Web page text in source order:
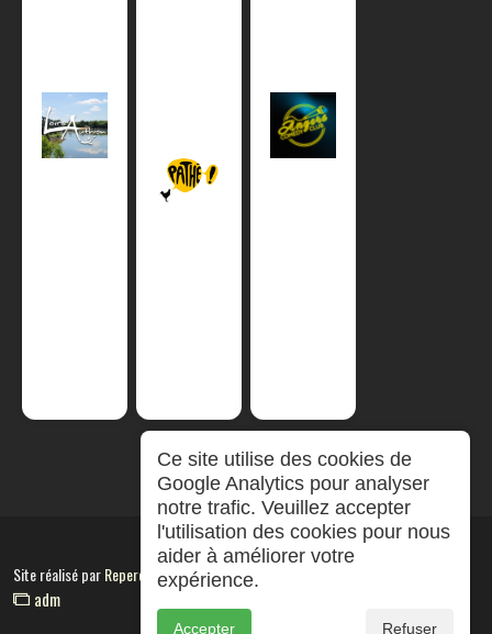
Site réalisé parRepereCom
adm
Ce site utilise des cookies de
Google Analytics pour analyser
notre trafic. Veuillez accepter
l'utilisation des cookies pour nous
aider à améliorer votre
expérience.
Accepter Refuser